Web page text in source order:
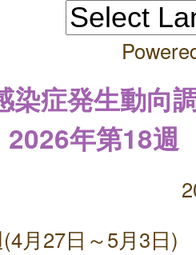
染症発生動向
2026年第18週
月27日～5月3日)